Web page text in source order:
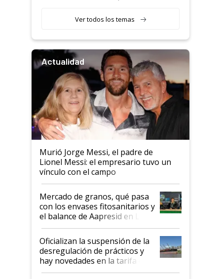
Ver todos los temas
Actualidad
Murió Jorge Messi, el padre de
Lionel Messi: el empresario tuvo un
vínculo con el campo
Mercado de granos, qué pasa
con los envases fitosanitarios y
el balance de Aapresid en La
Posta
Oficializan la suspensión de la
desregulación de prácticos y
hay novedades en la tarifa de
la hidrovía